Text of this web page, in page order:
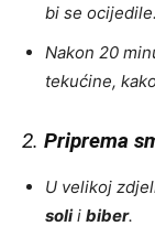
bi se ocijedile.
Nakon 20
tekućine,
2. Priprema
U velikoj
solii biber.